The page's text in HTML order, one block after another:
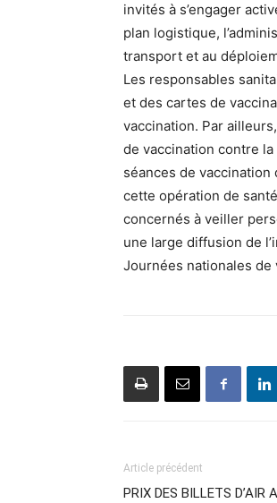
invités à s’engager
plan logistique,
transport et au
Les responsables
et des cartes de
vaccination. Par
de vaccination contre
séances de
cette opération de
concernés à veiller
une large diffusion de
Journées nationales
Article précédent
PRIX DES BILLETS D’AIR